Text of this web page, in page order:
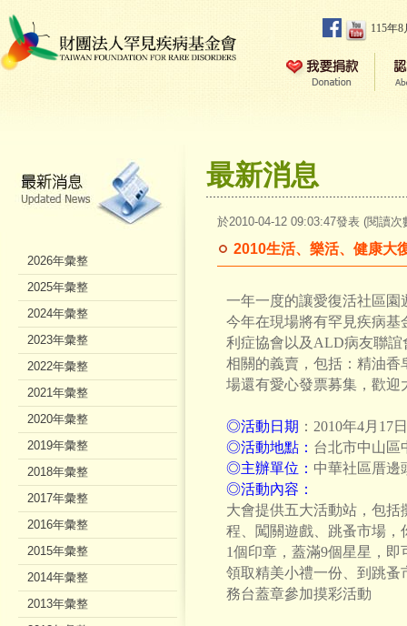
115年
最新消息
於2010-04-12 09:03:47發表 (閱讀次
2010生活、樂活、健康大
一年一度的讓愛復活社區園
今年在現場將有罕見疾病
利症協會以及ALD病友聯
相關的義賣，包括：精油
場還有愛心發票募集，歡迎
◎活動日期 ：2010年4月17
◎活動地點： 台北市中山區
◎主辦單位： 中華社區厝邊
◎活動內容：
大會提供五大活動站，包
程、闖關遊戲、跳蚤市場
1個印章，蓋滿9個星星，
領取精美小禮一份、到跳
務台蓋章參加摸彩活動
2026年彙整
2025年彙整
2024年彙整
2023年彙整
2022年彙整
2021年彙整
2020年彙整
2019年彙整
2018年彙整
2017年彙整
2016年彙整
2015年彙整
2014年彙整
2013年彙整